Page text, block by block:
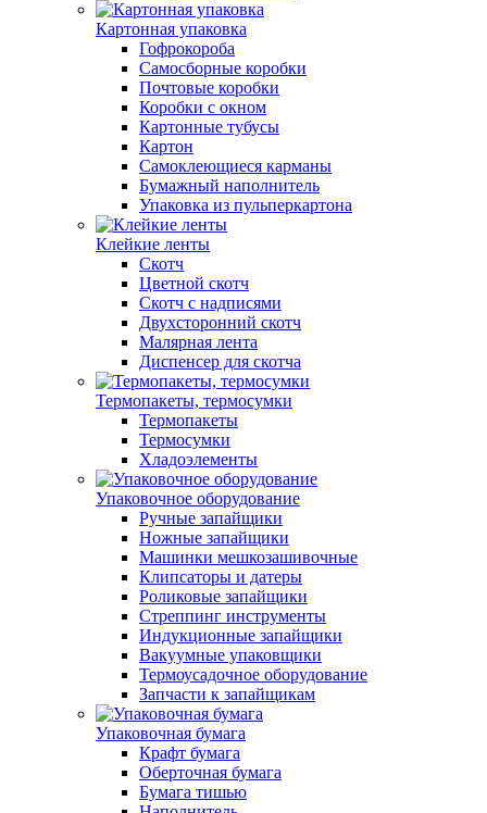
Картонная упаковка
Гофрокороба
Самосборные коробки
Почтовые коробки
Коробки с окном
Картонные тубусы
Картон
Самоклеющиеся карманы
Бумажный наполнитель
Упаковка из пульперкартона
Клейкие ленты
Скотч
Цветной скотч
Скотч с надписями
Двухсторонний скотч
Малярная лента
Диспенсер для скотча
Термопакеты, термосумки
Термопакеты
Термосумки
Хладоэлементы
Упаковочное оборудование
Ручные запайщики
Ножные запайщики
Машинки мешкозашивочные
Клипсаторы и датеры
Роликовые запайщики
Стреппинг инструменты
Индукционные запайщики
Вакуумные упаковщики
Термоусадочное оборудование
Запчасти к запайщикам
Упаковочная бумага
Крафт бумага
Оберточная бумага
Бумага тишью